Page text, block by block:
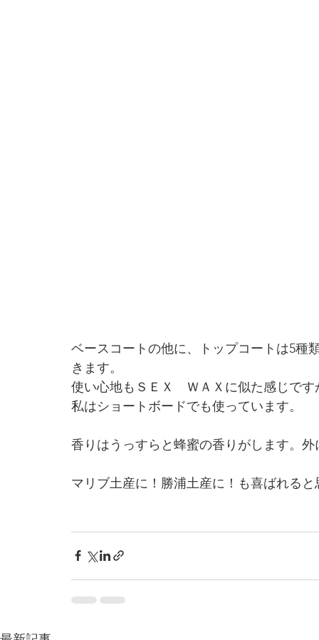
ベースコートの他に、トップコートは5種
きます。
使い心地もＳＥＸ　ＷＡＸに似た感じで
私はショートボードでも使っています。
香りはうっすらと蜂蜜の香りがします。
マリブ土産に！勝浦土産に！も喜ばれると